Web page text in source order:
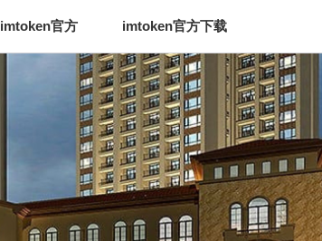
imtoken官方 imtoken官方下载